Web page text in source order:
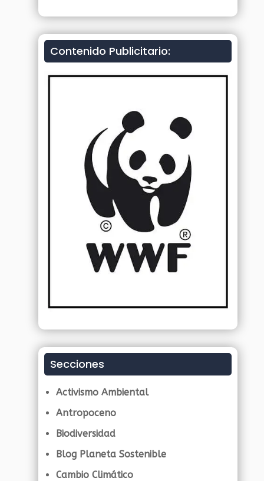
Contenido Publicitario:
Secciones
Activismo Ambiental
Antropoceno
Biodiversidad
Blog Planeta Sostenible
Cambio Climático